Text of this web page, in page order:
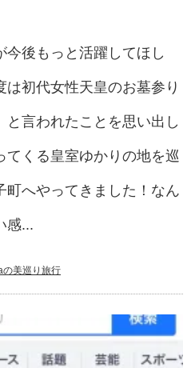
今後もっと活躍してほし
初代女性天皇のお墓参り
と言われたことを思い出し
てくる皇室ゆかりの地を巡
町へやってきました！なん
感...
美巡り旅行